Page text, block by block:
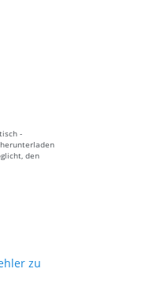
-
den
zu